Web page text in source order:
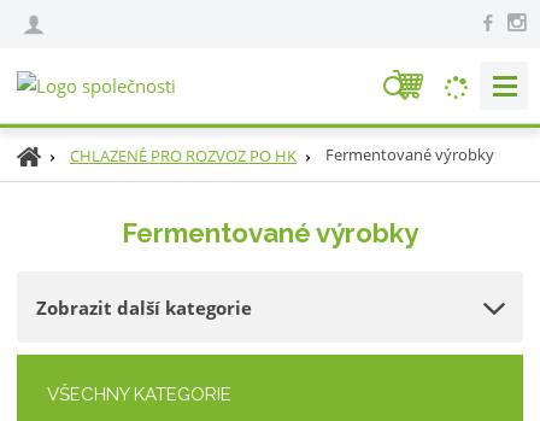
V
d
Ú
v
s
a
CHLAZENÉ PRO ROZVOZ PO HK Fermentované výrobky
Fermentované výrobky
Zobrazit další kategorie
VŠECHNY KATEGORIE